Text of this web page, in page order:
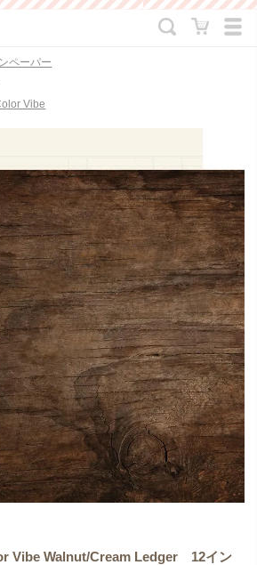
ペーパー
Vibe
Vibe Walnut/Cream Ledger 12イン